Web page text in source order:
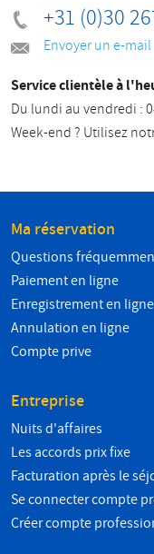
+31 (0)30
Envoyer un e-mail
Service clientèle à
Du lundi au vendredi :
Week-end ? Utilisez
Ma réservation
Questions
Paiement en ligne
Enregistrement en ligne
Annulation en ligne
Compte prive
Entreprise
Nuits d'affaires
Les accords prix fixe
Facturation après le
Se connecter compte
Créer compte